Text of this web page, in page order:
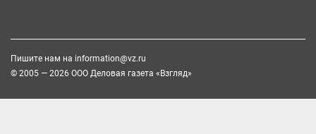
Пишите нам на information@vz.ru
© 2005 — 2026 ООО Деловая газета «Взгляд»